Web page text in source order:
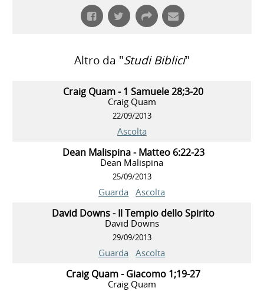
Altro da "Studi Biblici"
Craig Quam - 1 Samuele 28;3-20
Craig Quam
22/09/2013
Ascolta
Dean Malispina - Matteo 6:22-23
Dean Malispina
25/09/2013
Guarda Ascolta
David Downs - Il Tempio dello Spirito
David Downs
29/09/2013
Guarda Ascolta
Craig Quam - Giacomo 1;19-27
Craig Quam